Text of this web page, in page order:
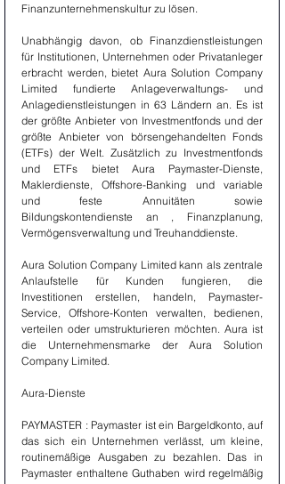
Finanzunternehmenskultur zu lösen.
Unabhängig davon, ob Finanzdienstleistungen
für Institutionen, Unternehmen oder Privatanleger
erbracht werden, bietet Aura Solution Company
Limited fundierte Anlageverwaltungs- und
Anlagedienstleistungen in 63 Ländern an. Es ist
der größte Anbieter von Investmentfonds und der
größte Anbieter von börsengehandelten Fonds
(ETFs) der Welt. Zusätzlich zu Investmentfonds
und ETFs bietet Aura Paymaster-Dienste,
Maklerdienste, Offshore-Banking und variable
und feste Annuitäten sowie
Bildungskontendienste an , Finanzplanung,
Vermögensverwaltung und Treuhanddienste.
Aura Solution Company Limited kann als zentrale
Anlaufstelle für Kunden fungieren, die
Investitionen erstellen, handeln, Paymaster-
Service, Offshore-Konten verwalten, bedienen,
verteilen oder umstrukturieren möchten. Aura ist
die Unternehmensmarke der Aura Solution
Company Limited.
Aura-Dienste
PAYMASTER : Paymaster ist ein Bargeldkonto, auf
das sich ein Unternehmen verlässt, um kleine,
routinemäßige Ausgaben zu bezahlen. Das in
Paymaster enthaltene Guthaben wird regelmäßig